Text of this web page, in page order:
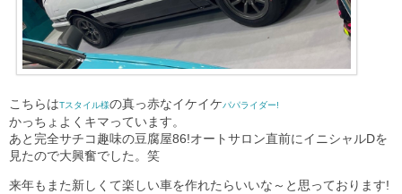
こちらはTスタイル様の真っ赤なイケイケパパライダー!
かっちょよくキマっています。
あと完全サチコ趣味の豆腐屋86!オートサロン直前にイニシャルDを
見たので大興奮でした。笑
来年もまた新しくて楽しい車を作れたらいいな～と思っております!